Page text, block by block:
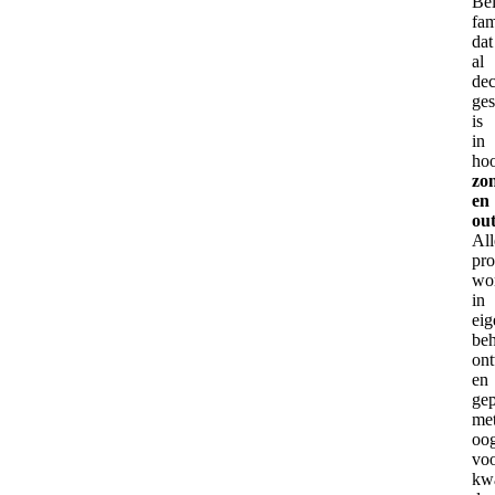
dat
al
is
in
en
in
en